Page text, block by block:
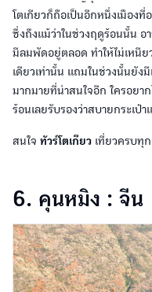
โตเกียวก็ถือเป็นอีกหนึ่งเมือง
ซึ่งถึงแม้ว่าในช่วงฤดูร้อนนั้น อ
มีลมพัดอยู่ตลอด ทำให้ไม่เหนีย
เดียวเท่านั้น แถมในช่วงนั้นยัง
มากมายที่น่าสนใจอีก ใครอย
ร้อนเลยรับรองว่าสบายกระเป๋า
สนใจ ทัวร์โตเกียว เที่ยวครบทุ
6. คุนหมิง : จีน